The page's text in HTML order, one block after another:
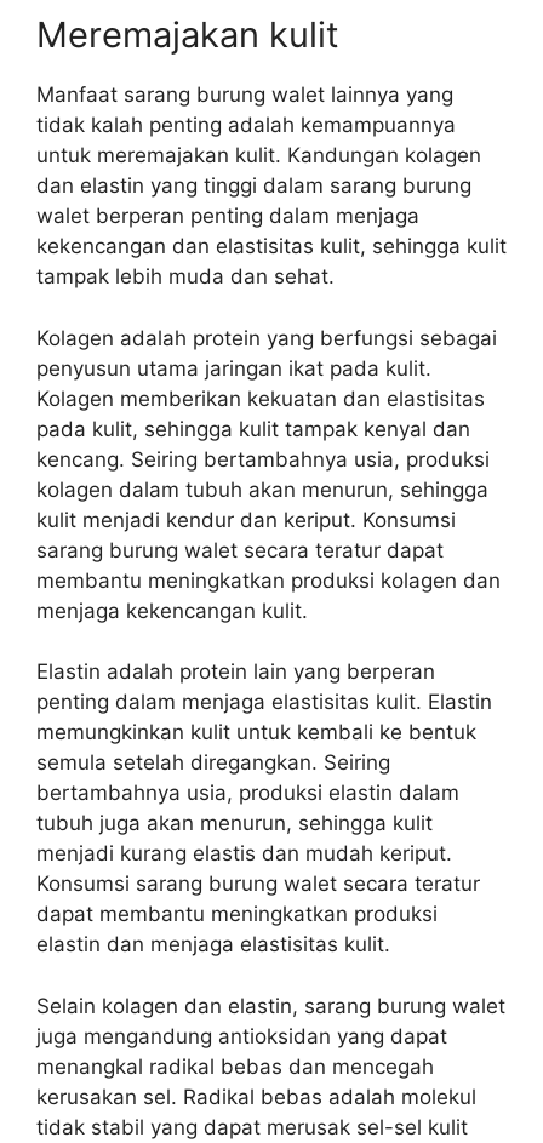
Meremajakan kulit
Manfaat sarang burung walet lainnya yang
tidak kalah penting adalah kemampuannya
untuk meremajakan kulit. Kandungan kolagen
dan elastin yang tinggi dalam sarang burung
walet berperan penting dalam menjaga
kekencangan dan elastisitas kulit, sehingga kulit
tampak lebih muda dan sehat.
Kolagen adalah protein yang berfungsi sebagai
penyusun utama jaringan ikat pada kulit.
Kolagen memberikan kekuatan dan elastisitas
pada kulit, sehingga kulit tampak kenyal dan
kencang. Seiring bertambahnya usia, produksi
kolagen dalam tubuh akan menurun, sehingga
kulit menjadi kendur dan keriput. Konsumsi
sarang burung walet secara teratur dapat
membantu meningkatkan produksi kolagen dan
menjaga kekencangan kulit.
Elastin adalah protein lain yang berperan
penting dalam menjaga elastisitas kulit. Elastin
memungkinkan kulit untuk kembali ke bentuk
semula setelah diregangkan. Seiring
bertambahnya usia, produksi elastin dalam
tubuh juga akan menurun, sehingga kulit
menjadi kurang elastis dan mudah keriput.
Konsumsi sarang burung walet secara teratur
dapat membantu meningkatkan produksi
elastin dan menjaga elastisitas kulit.
Selain kolagen dan elastin, sarang burung walet
juga mengandung antioksidan yang dapat
menangkal radikal bebas dan mencegah
kerusakan sel. Radikal bebas adalah molekul
tidak stabil yang dapat merusak sel-sel kulit